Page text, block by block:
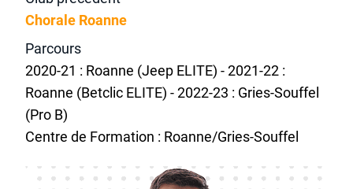
Chorale Roanne
Parcours
2020-21 : Roanne (Jeep ELITE) - 2021-22 :
Roanne (Betclic ELITE) - 2022-23 : Gries-Souffel
(Pro B)
Centre de Formation : Roanne/Gries-Souffel